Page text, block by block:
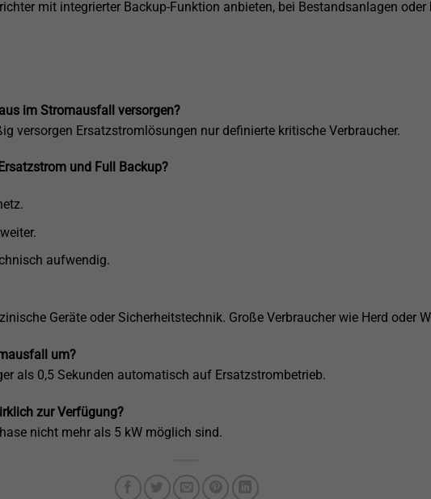
mit integrierter Backup-Funktion anbieten, bei Bestandsanlagen
im Stromausfall versorgen?
versorgen Ersatzstromlösungen nur definierte kritische Verbraucher.
und Full Backup?
aufwendig.
Geräte oder Sicherheitstechnik. Große Verbraucher wie Herd oder
um?
als 0,5 Sekunden automatisch auf Ersatzstrombetrieb.
zur Verfügung?
nicht mehr als 5 kW möglich sind.